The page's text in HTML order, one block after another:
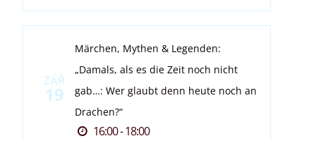
ZÁŘ
19
Märchen, Mythen & Legenden:
„Damals, als es die Zeit noch nicht
gab…: Wer glaubt denn heute noch an
Drachen?“
16:00 - 18:00